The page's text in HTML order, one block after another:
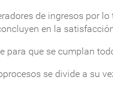
de ingresos por
en la
para que se cumplan
se divide a su